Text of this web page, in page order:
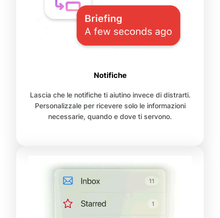
Notifiche
Lascia che le notifiche ti aiutino invece di distrarti.
Personalizzale per ricevere solo le informazioni
necessarie, quando e dove ti servono.